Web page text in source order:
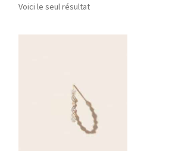
Voici le seul résultat